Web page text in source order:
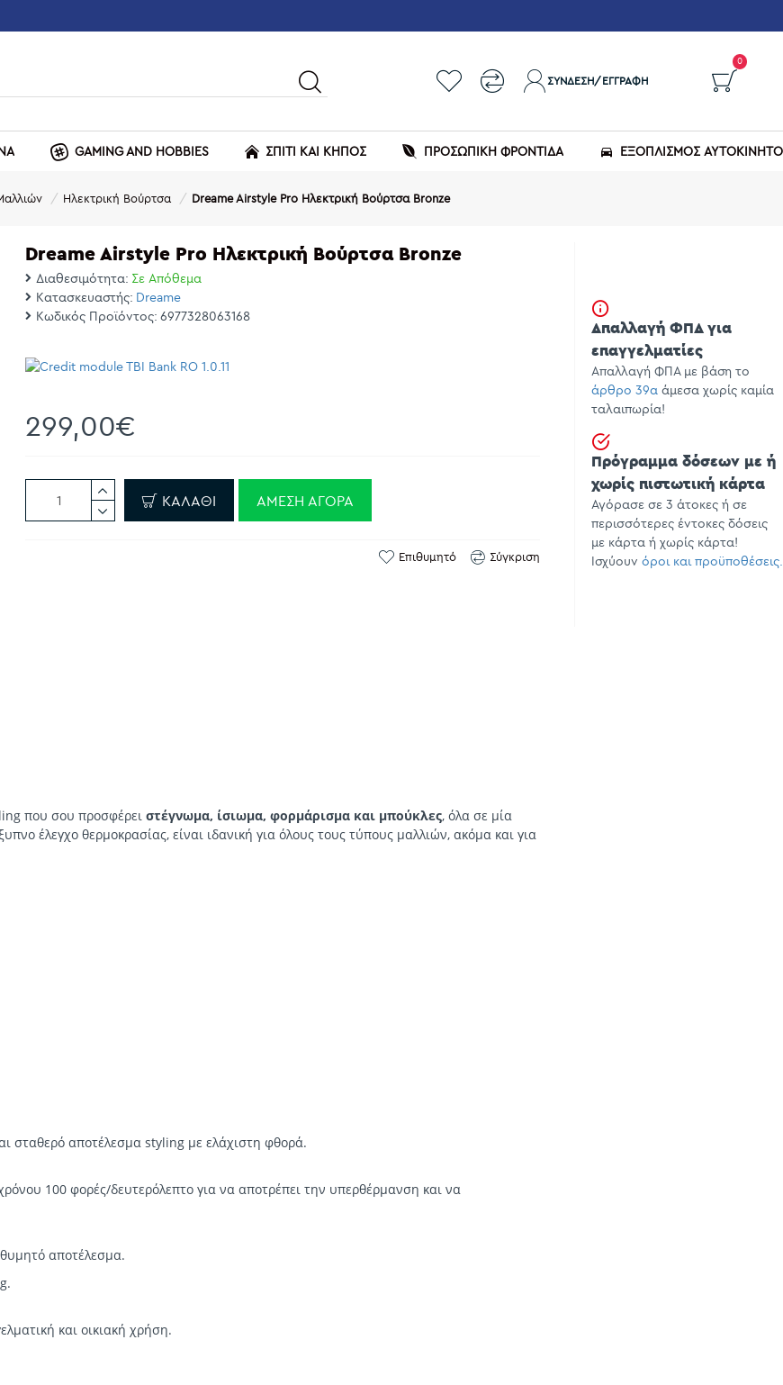
ΣΎΝΔΕΣΗ/ΕΓΓΡΑΦΉ
0
GAMING AND HOBBIES ΣΠΙΤΙ ΚΑΙ ΚΗΠΟΣ ΠΡΟΣΩΠΙΚΗ ΦΡΟΝΤΙΔΑ ΕΞΟΠΛΙΣΜΌΣ
Ηλεκτρική Βούρτσα Dreame Airstyle Pro Ηλεκτρική Βούρτσα Bronze
Dreame Airstyle Pro Ηλεκτρική Βούρτσα Bronze
Διαθεσιμότητα: Σε Απόθεμα
Κατασκευαστής: Dreame
Κωδικός Προϊόντος: 6977328063168
299,00€
ΚΑΛΆΘΙ ΆΜΕΣΗ ΑΓΟΡΆ
Επιθυμητό Σύγκριση
που σου προσφέρει στέγνωμα, ίσιωμα, φορμάρισμα και μπούκλες, όλα σε μία
έλεγχο θερμοκρασίας, είναι ιδανική για όλους τους τύπους μαλλιών, ακόμα και για
σταθερό αποτέλεσμα styling με ελάχιστη φθορά.
100 φορές/δευτερόλεπτο για να αποτρέπει την υπερθέρμανση και να
αποτέλεσμα.
και οικιακή χρήση.
Απαλλαγή ΦΠΑ για
επαγγελματίες
Απαλλαγή ΦΠΑ με βάση το
άρθρο 39α άμεσα χωρίς καμία
ταλαιπωρία!
Πρόγραμμα δόσεων με ή
χωρίς πιστωτική κάρτα
Αγόρασε σε 3 άτοκες ή σε
περισσότερες έντοκες δόσεις
με κάρτα ή χωρίς κάρτα!
Ισχύουν όροι και προϋποθέσεις.